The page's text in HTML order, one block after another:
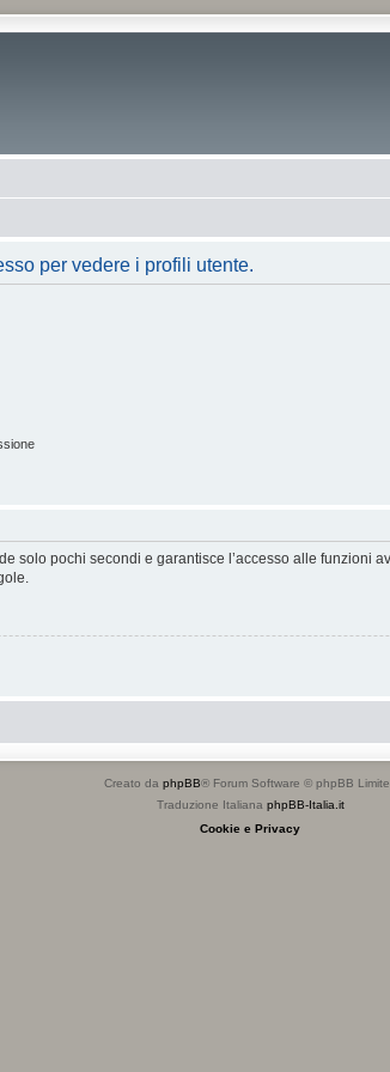
per vedere i profili utente.
solo pochi secondi e garantisce l’accesso alle funzioni
Creato da phpBB® Forum Software © phpBB
Traduzione Italiana phpBB-Italia.it
Cookie e Privacy